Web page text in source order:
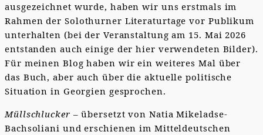
ausgezeichnet wurde, haben wir uns erstmals im
Rahmen der Solothurner Literaturtage vor Publikum
unterhalten (bei der Veranstaltung am 15. Mai 2026
entstanden auch einige der hier verwendeten Bilder).
Für meinen Blog haben wir ein weiteres Mal über
das Buch, aber auch über die aktuelle politische
Situation in Georgien gesprochen.
Müllschlucker – übersetzt von Natia Mikeladse-
Bachsoliani und erschienen im Mitteldeutschen